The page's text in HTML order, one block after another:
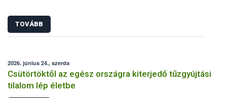
TOVÁBB
2026. június 24., szerda
Csütörtöktől az egész országra kiterjedő tűzgyújtási
tilalom lép életbe